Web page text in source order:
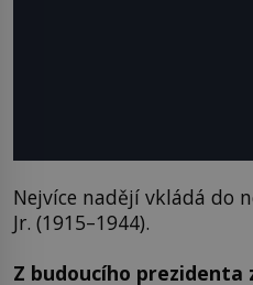
Nejvíce nadějí vkládá do
Jr. (1915–1944).
Z budoucího prezidenta